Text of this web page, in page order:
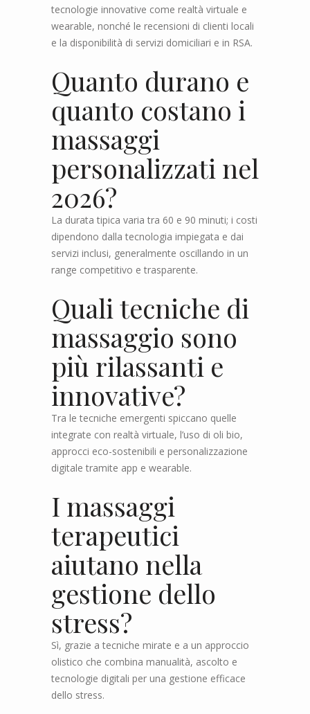
tecnologie innovative come realtà virtuale e
wearable, nonché le recensioni di clienti locali
e la disponibilità di servizi domiciliari e in RSA.
Quanto durano e
quanto costano i
massaggi
personalizzati nel
2026?
La durata tipica varia tra 60 e 90 minuti; i costi
dipendono dalla tecnologia impiegata e dai
servizi inclusi, generalmente oscillando in un
range competitivo e trasparente.
Quali tecniche di
massaggio sono
più rilassanti e
innovative?
Tra le tecniche emergenti spiccano quelle
integrate con realtà virtuale, l’uso di oli bio,
approcci eco-sostenibili e personalizzazione
digitale tramite app e wearable.
I massaggi
terapeutici
aiutano nella
gestione dello
stress?
Sì, grazie a tecniche mirate e a un approccio
olistico che combina manualità, ascolto e
tecnologie digitali per una gestione efficace
dello stress.